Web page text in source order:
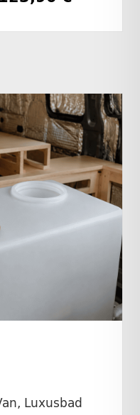
Luxusbad